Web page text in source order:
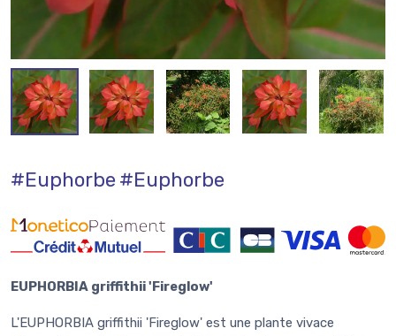
#Euphorbe#Euphorbe
EUPHORBIA griffithii 'Fireglow'
L'EUPHORBIA griffithii 'Fireglow' est une plante vivace